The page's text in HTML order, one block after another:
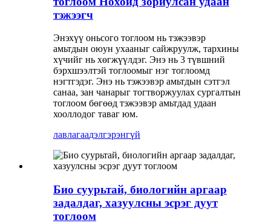
тэжээгч
Энэхүү оньсого тоглоом нь тэжээвэр
амьтдын оюун ухааныг сайжруулж, тархины
хүчийг нь хөгжүүлдэг. Энэ нь 3 түвшний
бэрхшээлтэй тоглоомыг нэг тоглоомд
нэгтгэдэг. Энэ нь тэжээвэр амьтдын сэтгэл
санаа, зан чанарыг тогтворжуулах сургалтын
тоглоом бөгөөд тэжээвэр амьтдад удаан
хооллодог таваг юм.
лавлагаадэлгэрэнгүй
Био суурьтай, биологийн аргаар
задалдаг, хазуулсны эсрэг дуут
тоглоом